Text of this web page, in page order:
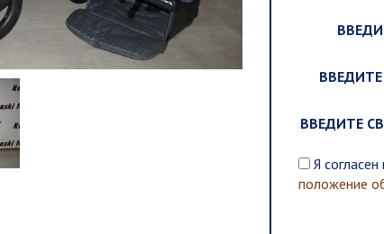
ВВЕДИТЕ
ВВЕДИТЕ
Я
положение